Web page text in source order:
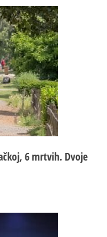
6 mrtvih. Dvoje